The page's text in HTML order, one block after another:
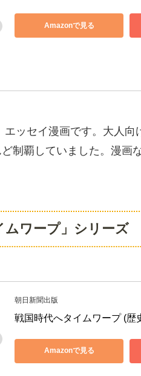
Amazonで見る
エッセイ漫画です。大人
制覇していました。漫画
ワープ」シリーズ
朝日新聞出版
戦国時代へタイムワープ (歴
Amazonで見る